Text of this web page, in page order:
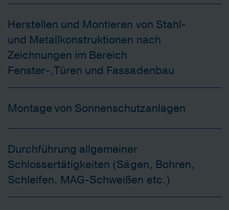
Herstellen und Montieren von Stahl-
und Metallkonstruktionen nach
Zeichnungen im Bereich
Fenster-,Türen und Fassadenbau
Montage von Sonnenschutzanlagen
Durchführung allgemeiner
Schlossertätigkeiten (Sägen, Bohren,
Schleifen, MAG-Schweißen etc.)